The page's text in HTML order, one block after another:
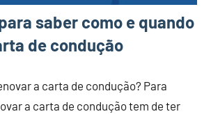
saber como e quando
de condução
a carta de condução? Para
a carta de condução tem de ter